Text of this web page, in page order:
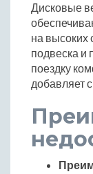
Дисковые
на высоких
подвеска и
поездку
добавляет